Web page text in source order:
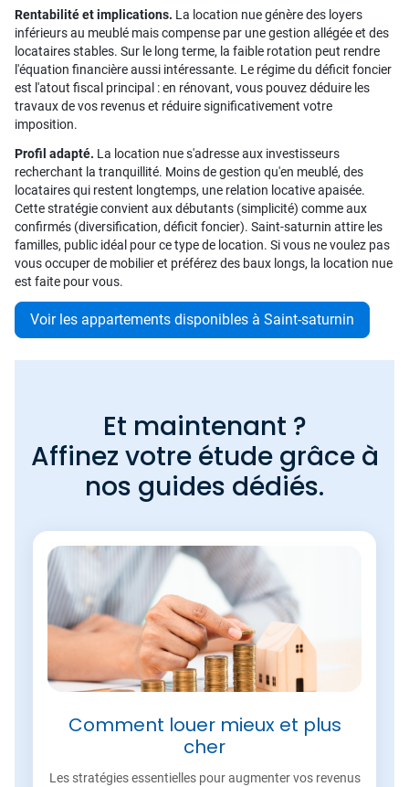
Rentabilité et implications. La location nue génère des loyers
inférieurs au meublé mais compense par une gestion allégée et des
locataires stables. Sur le long terme, la faible rotation peut rendre
l'équation financière aussi intéressante. Le régime du déficit foncier
est l'atout fiscal principal : en rénovant, vous pouvez déduire les
travaux de vos revenus et réduire significativement votre
imposition.
Profil adapté. La location nue s'adresse aux investisseurs
recherchant la tranquillité. Moins de gestion qu'en meublé, des
locataires qui restent longtemps, une relation locative apaisée.
Cette stratégie convient aux débutants (simplicité) comme aux
confirmés (diversification, déficit foncier). Saint-saturnin attire les
familles, public idéal pour ce type de location. Si vous ne voulez pas
vous occuper de mobilier et préférez des baux longs, la location nue
est faite pour vous.
Voir les appartements disponibles à Saint-saturnin
Et maintenant ?
Affinez votre étude grâce à
nos guides dédiés.
Comment louer mieux et plus
cher
Les stratégies essentielles pour augmenter vos revenus